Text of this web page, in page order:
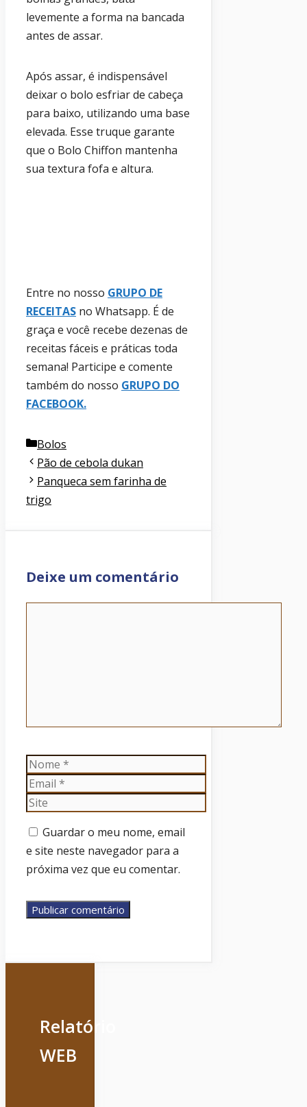
levemente a forma na bancada
antes de assar.
Após assar, é indispensável
deixar o bolo esfriar de cabeça
para baixo, utilizando uma base
elevada. Esse truque garante
que o Bolo Chiffon mantenha
sua textura fofa e altura.
Entre no nosso GRUPO DE
RECEITAS no Whatsapp. É de
graça e você recebe dezenas de
receitas fáceis e práticas toda
semana! Participe e comente
também do nosso GRUPO DO
FACEBOOK.
Categorias
Bolos
Pão de cebola dukan
Panqueca sem farinha de
trigo
Deixe um comentário
Nome
Email
Site
Guardar o meu nome, email
e site neste navegador para a
próxima vez que eu comentar.
Relatório
WEB